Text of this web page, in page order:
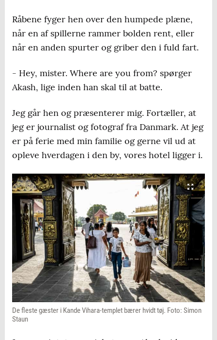
Råbene fyger hen over den humpede plæne,
når en af spillerne rammer bolden rent, eller
når en anden spurter og griber den i fuld fart.
- Hey, mister. Where are you from? spørger
Akash, lige inden han skal til at batte.
Jeg går hen og præsenterer mig. Fortæller, at
jeg er journalist og fotograf fra Danmark. At jeg
er på ferie med min familie og gerne vil ud at
opleve hverdagen i den by, vores hotel ligger i.
De fleste gæster i Kande Vihara-templet bærer hvidt tøj. Foto: Simon
Staun